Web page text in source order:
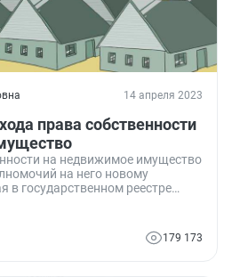
14 апреля 2023
права собственности
на недвижимое имущество
на него новому
в государственном реестре
179 173